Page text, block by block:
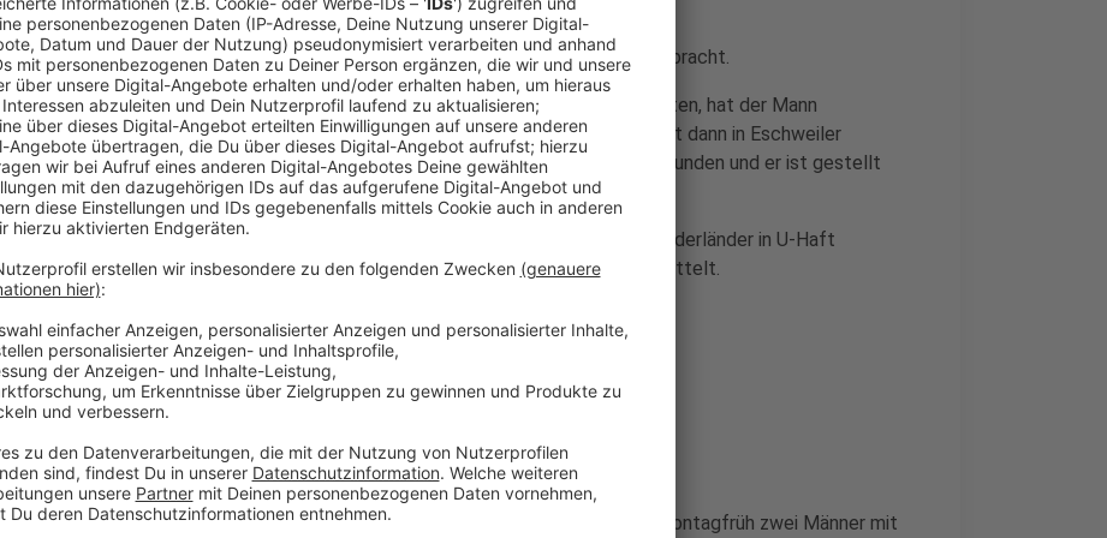
sichergestellt.
Ein Niederländer hat die Drogen über die A4 nach Deutschland gebracht.
Als die Polizisten ihn in Höhe Aachen-Vetschau kontrollieren wollten, hat der Mann
beschleunigt, um in Richtung Aachener Kreuz zu entkommen. Er ist dann in Eschweiler
abgefahren - und in Broichweiden hat die Verfolgung ein Ende gefunden und er ist gestellt
worden.
Am Freitag hat der Haftrichter am Aachener Amtsgericht den Niederländer in U-Haft
geschickt. Gegen den mutmaßlichen Schmuggler wird weiter ermittelt.
Aufgriff am Montagmorgen
In Aachen am A4-Anschluss Laurensberg hat die Bundespolizei Montagfrüh zwei Männer mit